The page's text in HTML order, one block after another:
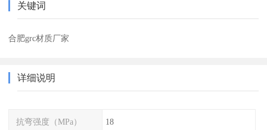
关键词
合肥grc材质厂家
详细说明
抗弯强度（MPa） 18